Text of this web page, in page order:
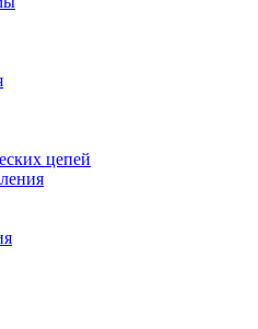
цепей